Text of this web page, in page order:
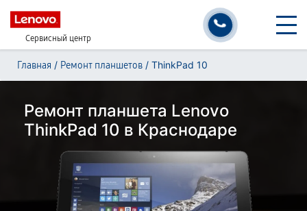
Сервисный центр
Главная / Ремонт планшетов / ThinkPad 10
Ремонт планшета Lenovo
ThinkPad 10 в Краснодаре